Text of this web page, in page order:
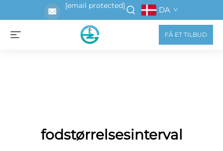
[email protected] DA
FÅ ET TILBUD
fodstørrelsesinterval